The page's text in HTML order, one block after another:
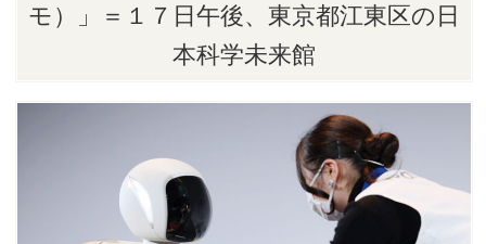
モ）」＝１７日午後、東京都江東区の日
本科学未来館